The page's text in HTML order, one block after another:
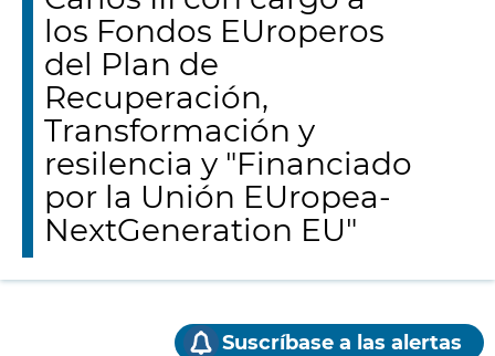
los Fondos EUroperos
del Plan de
Recuperación,
Transformación y
resilencia y "Financiado
por la Unión EUropea-
NextGeneration EU"
Suscríbase a las alertas